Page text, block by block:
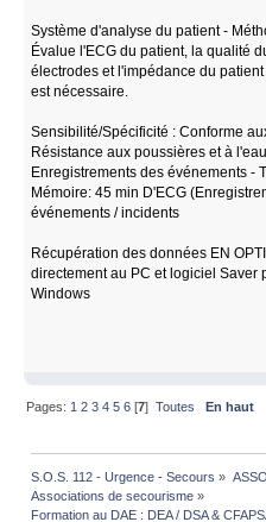
Système d'analyse du patient -
Évalue l'ECG du patient, la qualité
électrodes et l'impédance du
est nécessaire.
Sensibilité/Spécificité : Conforme
Résistance aux poussières et à
Enregistrements des événements -
Mémoire: 45 min D'ECG
événements / incidents
Récupération des données EN
directement au PC et logiciel Saver
Windows
Pages: 1 2 3 4 5 6 [7]Toutes
En haut
S.O.S. 112 - Urgence - Secours »
Associations de secourisme »
Formation au DAE : DEA / DSA &